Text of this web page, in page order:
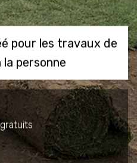
pour les travaux de
la personne